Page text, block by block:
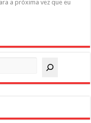
a próxima vez que eu